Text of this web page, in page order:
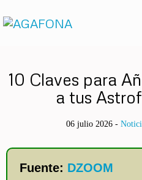
10 Claves para
a tus
06 julio 2026 -
Fuente: DZOOM